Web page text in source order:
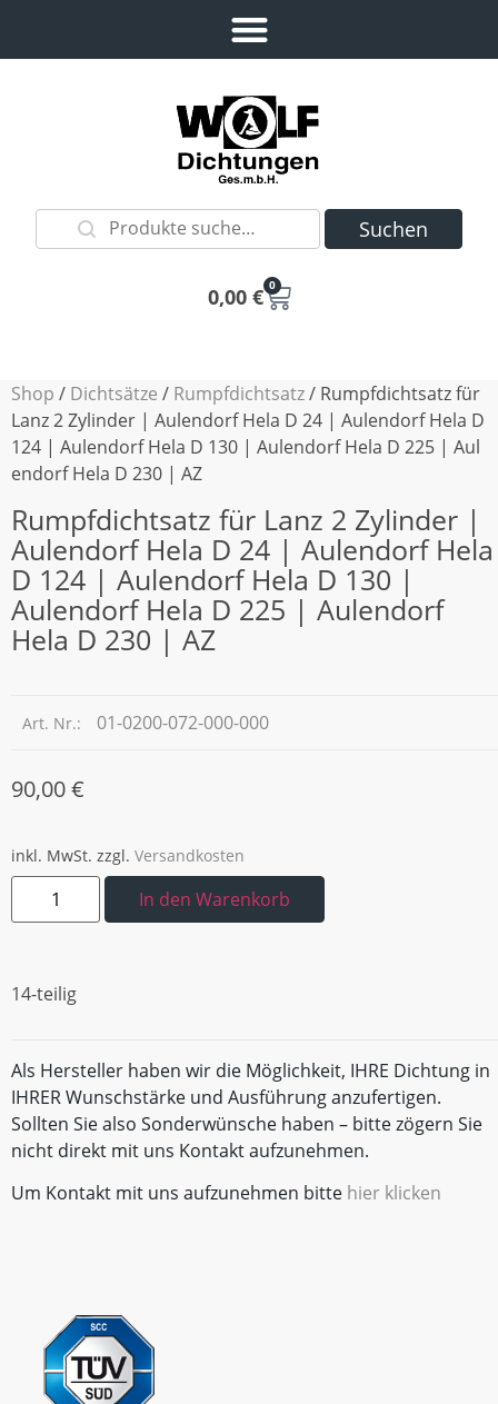
Suchen
0,00 € 0
Shop / Dichtsätze / Rumpfdichtsatz/ Rumpfdichtsatz für
Lanz 2 Zylinder | Aulendorf Hela D 24 | Aulendorf Hela D
124 | Aulendorf Hela D 130 | Aulendorf Hela D 225 | Aul
endorf Hela D 230 | AZ
Rumpfdichtsatz für Lanz 2 Zylinder |
Aulendorf Hela D 24 | Aulendorf Hela
D 124 | Aulendorf Hela D 130 |
Aulendorf Hela D 225 | Aulendorf
Hela D 230 | AZ
Art. Nr.: 01-0200-072-000-000
90,00€
inkl. MwSt. zzgl. Versandkosten
In den Warenkorb
14-teilig
Als Hersteller haben wir die Möglichkeit, IHRE Dichtung in
IHRER Wunschstärke und Ausführung anzufertigen.
Sollten Sie also Sonderwünsche haben – bitte zögern Sie
nicht direkt mit uns Kontakt aufzunehmen.
Um Kontakt mit uns aufzunehmen bitte hier klicken